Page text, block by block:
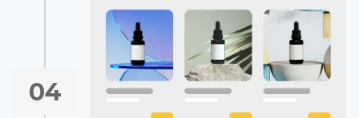
04